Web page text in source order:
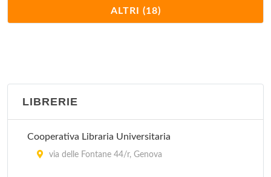
Biblioteca del Centro di Solidarietà di Genova
via Asilo Garbarino 6, Genova
Biblioteca dell'Accademia Ligure Scienze e Lettere
Biblioteca dell'Associazione A Compagna
ALTRI (18)
LIBRERIE
Cooperativa Libraria Universitaria
via delle Fontane 44/r, Genova